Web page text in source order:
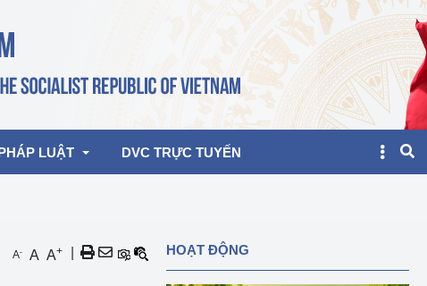
LUẬT DVC TRỰC TUYẾN
A- A A+ HOẠT ĐỘNG